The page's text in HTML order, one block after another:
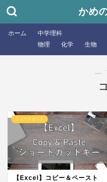
かめ
ホーム
中学理科
物理
化学 生物
―
ショートカット
【Excel】コピー＆ペースト